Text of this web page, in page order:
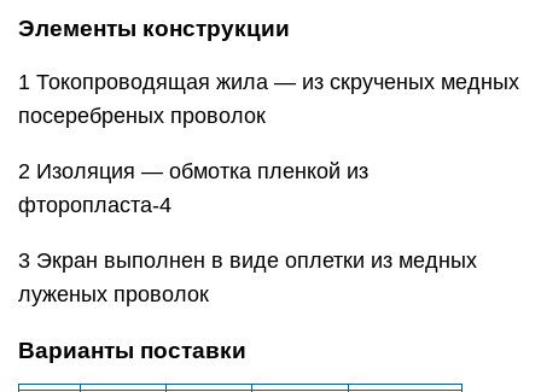
Элементы конструкции
1 Токопроводящая жила — из скрученых медных
посеребреных проволок
2 Изоляция — обмотка пленкой из
фторопласта-4
3 Экран выполнен в виде оплетки из медных
луженых проволок
Варианты поставки